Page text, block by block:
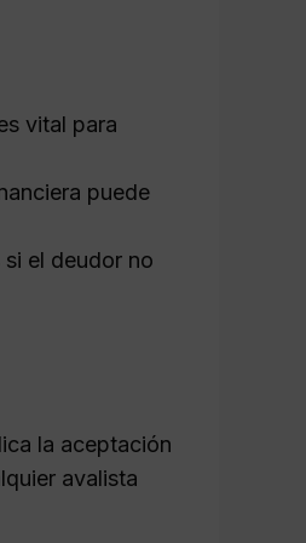
vital para
puede
el deudor no
la aceptación
avalista